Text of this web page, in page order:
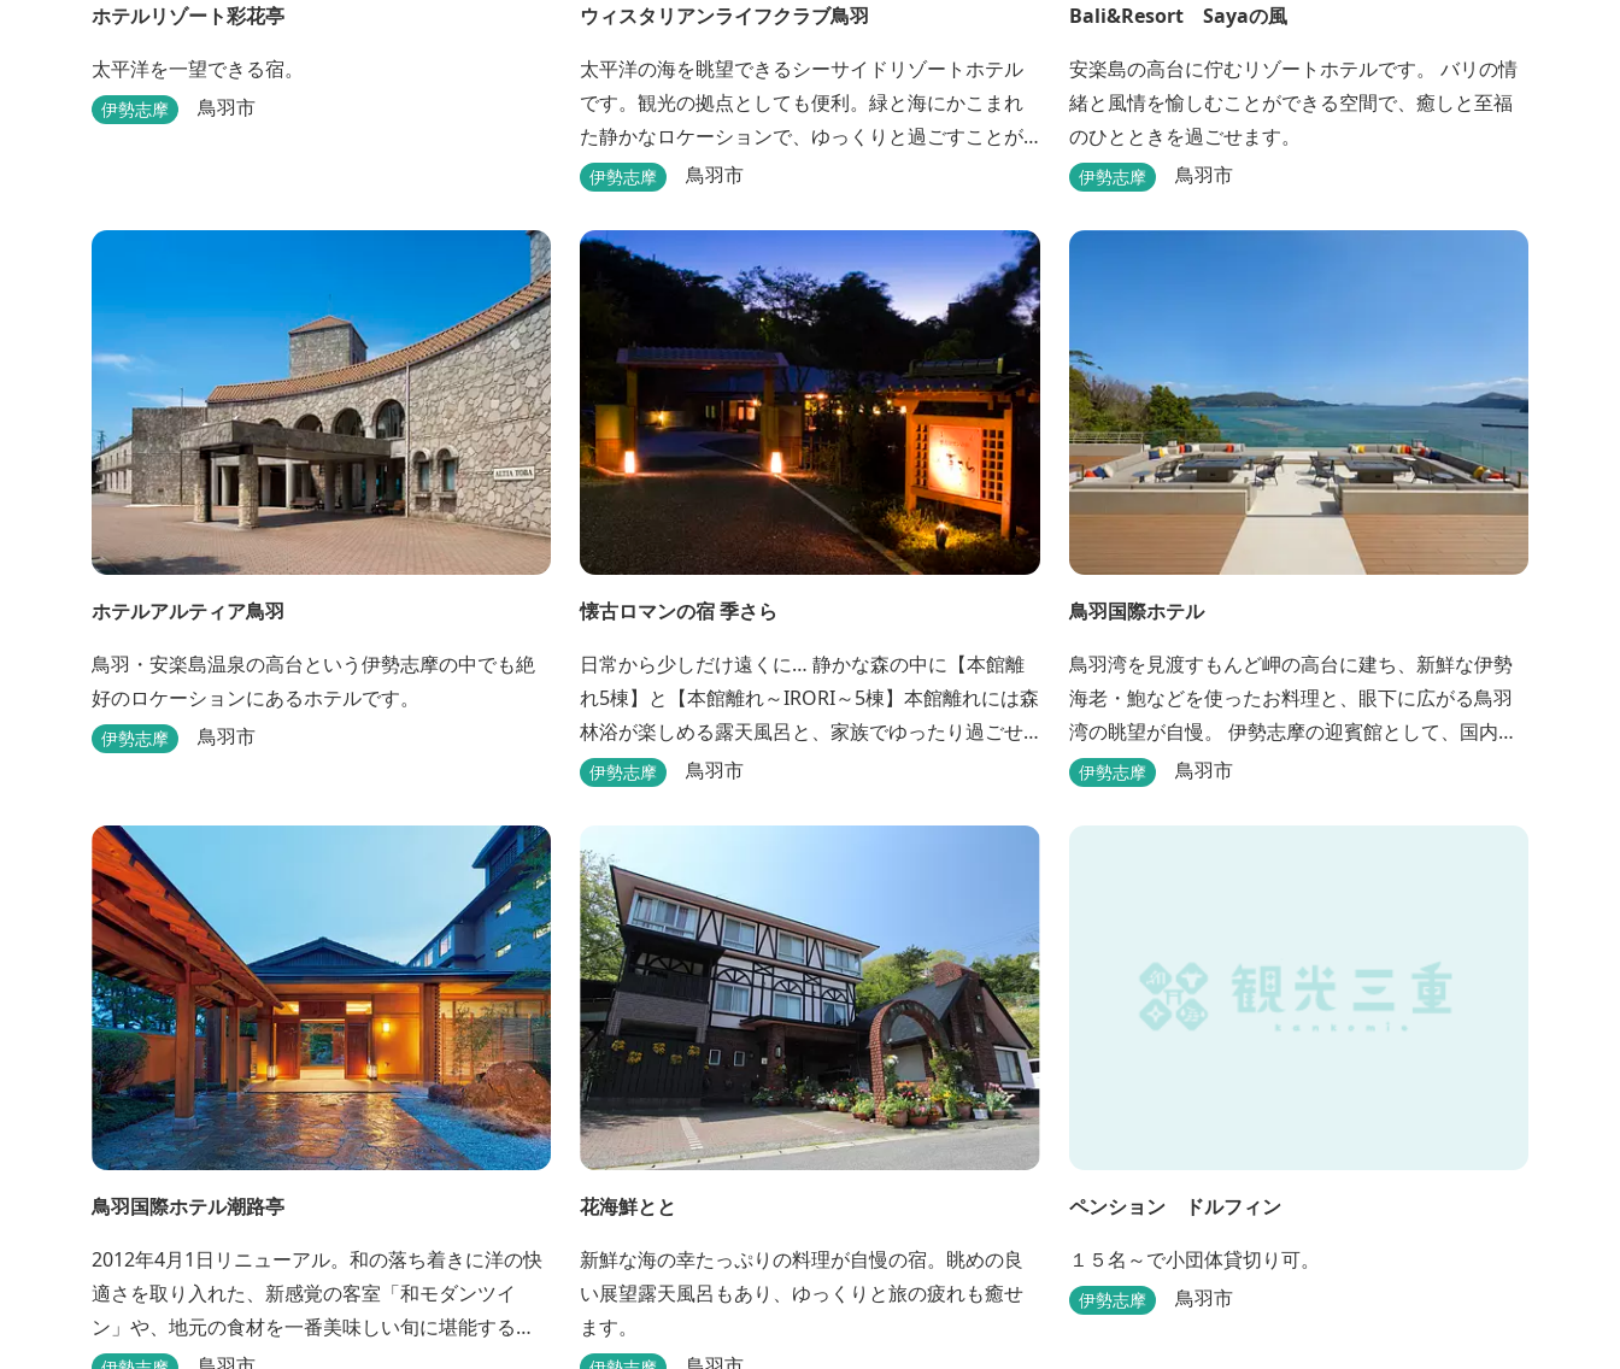
ホテルリゾート彩花亭
太平洋を一望できる宿。
伊勢志摩 鳥羽市
ウィスタリアンライフクラブ鳥羽
太平洋の海を眺望できるシーサイドリゾートホテル
です。観光の拠点としても便利。緑と海にかこまれ
た静かなロケーションで、ゆっくりと過ごすことが
できます。
伊勢志摩 鳥羽市
Bali&Resort Sayaの風
安楽島の高台に佇むリゾートホテルです。 バリの情
緒と風情を愉しむことができる空間で、癒しと至福
のひとときを過ごせます。
伊勢志摩 鳥羽市
ホテルアルティア鳥羽
鳥羽・安楽島温泉の高台という伊勢志摩の中でも絶
好のロケーションにあるホテルです。
伊勢志摩 鳥羽市
懐古ロマンの宿 季さら
日常から少しだけ遠くに… 静かな森の中に【本館離
れ5棟】と【本館離れ～IRORI～5棟】本館離れには森
林浴が楽しめる露天風呂と、家族でゆったり過ごせ
る内湯がついています。お部屋に合わせた様々なプ
伊勢志摩 鳥羽市
鳥羽国際ホテル
鳥羽湾を見渡すもんど岬の高台に建ち、新鮮な伊勢
海老・鮑などを使ったお料理と、眼下に広がる鳥羽
湾の眺望が自慢。 伊勢志摩の迎賓館として、国内外
の賓客を数多くお迎えしている伝統と格式のあるホ
ラウンジアクセス付の新客室「オーシャンビュース
伊勢志摩 鳥羽市
鳥羽国際ホテル潮路亭
2012年4月1日リニューアル。和の落ち着きに洋の快
適さを取り入れた、新感覚の客室「和モダンツイ
ン」や、地元の食材を一番美味しい旬に堪能する
「プライベートダイニング」、更にはミキモト コス
花海鮮とと
新鮮な海の幸たっぷりの料理が自慢の宿。眺めの良
い展望露天風呂もあり、ゆっくりと旅の疲れも癒せ
ます。
ペンション ドルフィン
１５名～で小団体貸切り可。
伊勢志摩 鳥羽市